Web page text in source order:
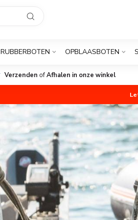
RUBBERBOTEN OPBLAASBOTEN
Verzenden ofAfhalen in onze winkel